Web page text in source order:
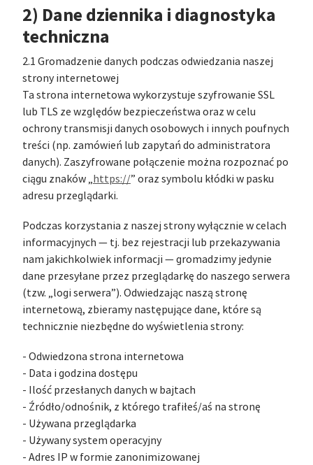
2) Dane dziennika i diagnostyka
techniczna
2.1 Gromadzenie danych podczas odwiedzania naszej
strony internetowej
Ta strona internetowa wykorzystuje szyfrowanie SSL
lub TLS ze względów bezpieczeństwa oraz w celu
ochrony transmisji danych osobowych i innych poufnych
treści (np. zamówień lub zapytań do administratora
danych). Zaszyfrowane połączenie można rozpoznać po
ciągu znaków „https://” oraz symbolu kłódki w pasku
adresu przeglądarki.
Podczas korzystania z naszej strony wyłącznie w celach
informacyjnych — tj. bez rejestracji lub przekazywania
nam jakichkolwiek informacji — gromadzimy jedynie
dane przesyłane przez przeglądarkę do naszego serwera
(tzw. „logi serwera”). Odwiedzając naszą stronę
internetową, zbieramy następujące dane, które są
technicznie niezbędne do wyświetlenia strony:
- Odwiedzona strona internetowa
- Data i godzina dostępu
- Ilość przesłanych danych w bajtach
- Źródło/odnośnik, z którego trafiłeś/aś na stronę
- Używana przeglądarka
- Używany system operacyjny
- Adres IP w formie zanonimizowanej